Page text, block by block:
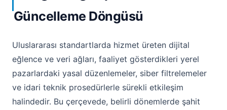
Güncelleme Döngüsü
Uluslararası standartlarda hizmet üreten dijital
eğlence ve veri ağları, faaliyet gösterdikleri yerel
pazarlardaki yasal düzenlemeler, siber filtrelemeler
ve idari teknik prosedürlerle sürekli etkileşim
halindedir. Bu çerçevede, belirli dönemlerde şahit